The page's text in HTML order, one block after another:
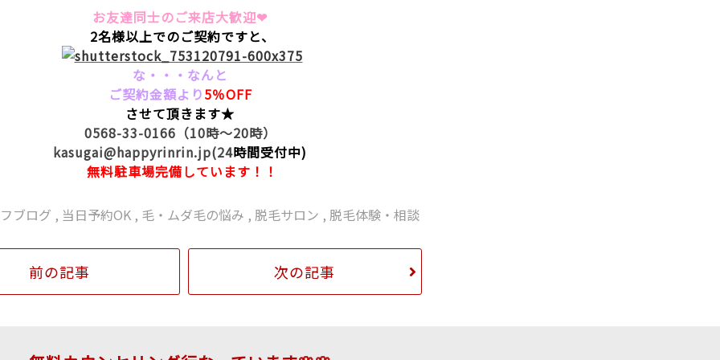
お友達同士のご来店大歓迎❤
2名様以上でのご契約ですと、
な・・・なんと
ご契約金額より5％OFF
させて頂きます★
0568-33-0166（10時～20時）
kasugai@happyrinrin.jp(24時間受付中)
無料駐車場完備しています！！
ブログ , 当日予約OK , 毛・ムダ毛の悩み , 脱毛サロン , 脱毛体験・相談
前の記事 次の記事